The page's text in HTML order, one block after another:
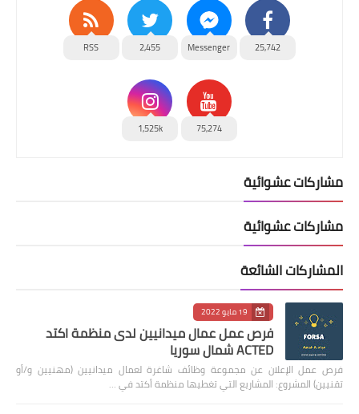
25,742
Messenger
2,455
RSS
75,274
1,525k
مشاركات عشوائية
مشاركات عشوائية
المشاركات الشائعة
19 مايو 2022
فرص عمل عمال ميدانيين لدى منظمة اكتد
ACTED شمال سوريا
فرص عمل الإعلان عن مجموعة وظائف شاغرة لعمال ميدانيين (مهنيين و/أو
تقنيين) المشروع: المشاريع التي تغطيها منظمة أكتد في …